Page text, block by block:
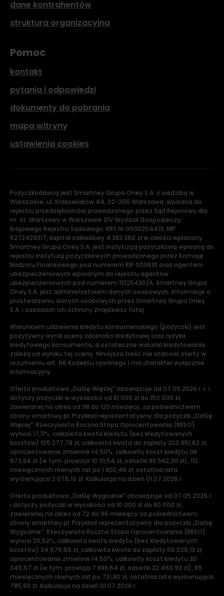
dane kontrahentów
struktura organizacyjna
Pomoc
kontakt
pytania i odpowiedzi
dokumenty do pobrania
mapa witryny
ustawienia cookies
Pożyczkodawcą jest Smartney Grupa Oney S.A. z siedzibą w
Warszawie, ul. Krakowiaków 44, 02-255 Warszawa, wpisana do
rejestru przedsiębiorców prowadzonego przez Sąd Rejonowy dla
m. st. Warszawy w Warszawie XIV Wydział Gospodarczy
Krajowego Rejestru Sądowego, KRS Nr 0000204413, NIP
5272429317, kapitał zakładowy 4.383.360 zł w całości wpłacony.
Smartney Grupa Oney S.A. jest instytucją pożyczkową wpisaną do
rejestru instytucji pożyczkowych prowadzonego przez Komisję
Nadzoru Finansowego pod numerem RIP 000610 oraz agentem
ubezpieczeniowym wpisanym do rejestru agentów
ubezpieczeniowych pod numerem 11225430/A. Smartney Grupa
Oney S.A. jest administratorem danych osobowych. Informacje o
przetwarzaniu danych osobowych przez Smartney Grupa Oney
S.A. i zasadach ich ochrony znajdziesz tutaj.
Warunkiem udzielenia kredytu konsumenckiego (pożyczki) jest
pozytywny wynik oceny zdolności kredytowej oraz ryzyka
kredytowego konsumenta, a ostateczne warunki kredytowania
zależą od wyniku tej oceny. Niniejsza treść nie stanowi oferty w
rozumieniu art. 66 Kodeksu cywilnego i ma charakter wyłącznie
informacyjny.
Oferta produktowa „DaSię Więcej” obowiązuje od 07.05.2026 r. r. i
dotyczy pożyczki w wysokości od 81 000 zł do 150 000 zł,
zawieranej na okres od 98 do 120 miesięcy, za pośrednictwem
strony smartney.pl. Przykład reprezentatywny dla pożyczki „DaSię
Więcej”: Rzeczywista Roczna Stopa Oprocentowania (RRSO)
wynosi 17,11%, całkowita kwota kredytu (bez kredytowanych
kosztów) 105 277,78 zł, całkowita kwota do zapłaty 203 951,62 zł,
oprocentowanie zmienne 14,50%, całkowity koszt kredytu 98
673,84 zł (w tym: prowizja 10 111,54 zł, odsetki 88 562,30 zł), 112
miesięcznych równych rat po 1 802,46 zł, ostatnia rata
wyrównująca 2 076,10 zł. Kalkulacja na dzień 01.07.2026 r.
Oferta produktowa „DaSię Wygodnie” obowiązuje od 07.05.2026 r.
i dotyczy pożyczki w wysokości od 10 000 zł do 80 000 zł,
zawieranej na okres od 72 do 96 miesięcy za pośrednictwem
strony smartney.pl. Przykład reprezentatywny dla pożyczki „DaSię
Wygodnie”: Rzeczywista Roczna Stopa Oprocentowania (RRSO)
wynosi 20,52%, całkowita kwota kredytu (bez kredytowanych
kosztów) 34 676,56 zł, całkowita kwota do zapłaty 65 026,13 zł,
oprocentowanie zmienne 14,50%, całkowity koszt kredytu 30
349,57 zł (w tym: prowizja 7 888,64 zł, odsetki 22 460,93 zł), 89
miesięcznych równych rat po 721,80 zł, ostatnia rata wyrównująca
785,93 zł. Kalkulacja na dzień 01.07.2026 r.